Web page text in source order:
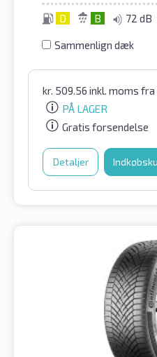
D B 72 dB
Sammenlign dæk
kr. 509.56 inkl. moms fra
PÅ LAGER
Gratis forsendelse
Detaljer